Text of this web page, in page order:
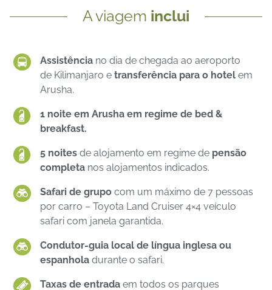
A viagem inclui
Assistência no dia de chegada ao aeroporto
de Kilimanjaro e transferência para o hotel em
Arusha.
1 noite em Arusha em regime de bed &
breakfast.
5 noites de alojamento em regime de pensão
completa nos alojamentos indicados.
Safari de grupo com um máximo de 7 pessoas
por carro – Toyota Land Cruiser 4×4 veículo
safari com janela garantida.
Condutor-guia local de língua inglesa ou
espanhola durante o safari.
Taxas de entrada em todos os parques